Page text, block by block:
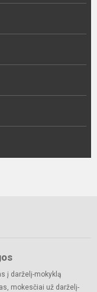
į darželį-mokyklą
mokesčiai už darželį-